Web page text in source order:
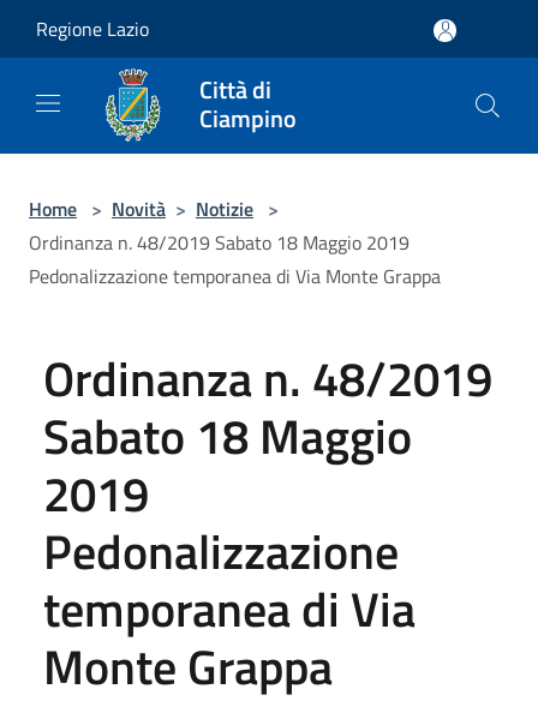
Regione Lazio
Città di
Ciampino
Home > Novità > Notizie >
Ordinanza n. 48/2019 Sabato 18 Maggio 2019
Pedonalizzazione temporanea di Via Monte Grappa
Ordinanza n. 48/2019
Sabato 18 Maggio
2019
Pedonalizzazione
temporanea di Via
Monte Grappa